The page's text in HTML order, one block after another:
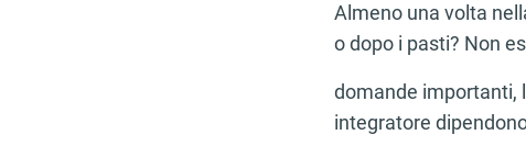
Almeno una volta
o dopo i pasti? Non
domande importanti,
integratore